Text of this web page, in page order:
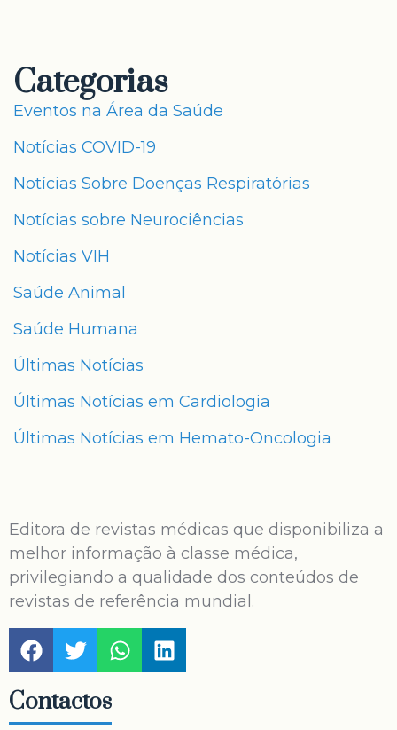
Categorias
Eventos na Área da Saúde
Notícias COVID-19
Notícias Sobre Doenças Respiratórias
Notícias sobre Neurociências
Notícias VIH
Saúde Animal
Saúde Humana
Últimas Notícias
Últimas Notícias em Cardiologia
Últimas Notícias em Hemato-Oncologia
Editora de revistas médicas que disponibiliza a
melhor informação à classe médica,
privilegiando a qualidade dos conteúdos de
revistas de referência mundial.
Contactos